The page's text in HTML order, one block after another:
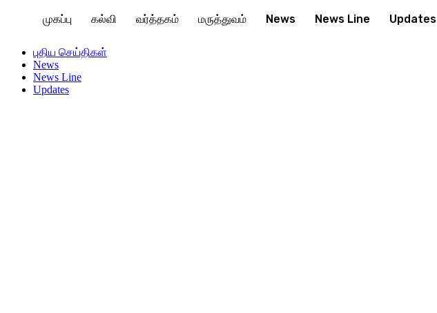
முகப்பு கல்வி வர்த்தகம் மருத்துவம் News News Line Updates
புதிய செய்திகள்
வவுனியாவில் வர்த்தக நிலையத்தில் சடலம்..!
புதிய செய்திகள்
News
News Line
Updates